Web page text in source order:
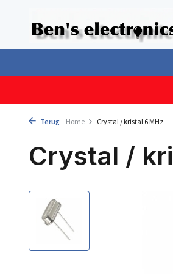
Terug Home Crystal / kristal 6 MHz
Crystal /